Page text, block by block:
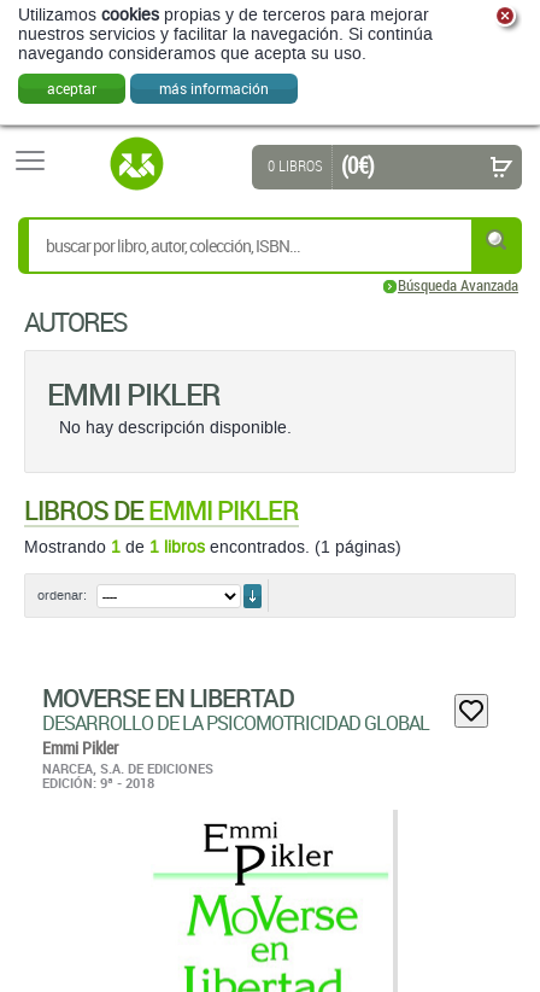
Utilizamos cookies propias y de terceros para mejorar
nuestros servicios y facilitar la navegación. Si continúa
navegando consideramos que acepta su uso.
aceptar más información
Búsqueda Avanzada
0 LIBROS (0 €)
AUTORES
EMMI PIKLER
No hay descripción disponible.
LIBROS DEEMMI PIKLER
Mostrando 1 de 1 libros encontrados. (1 páginas)
ordenar:
MOVERSE EN LIBERTAD
DESARROLLO DE LA PSICOMOTRICIDAD GLOBAL
Emmi Pikler
NARCEA, S.A. DE EDICIONES
EDICIÓN: 9ª - 2018